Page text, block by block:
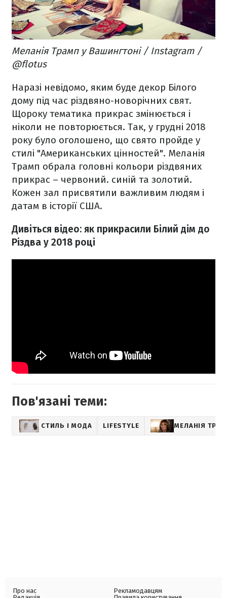
Меланія Трамп у Вашингтоні / Instagram /
@flotus
Наразі невідомо, яким буде декор Білого
дому під час різдвяно-новорічних свят.
Щороку тематика прикрас змінюється і
ніколи не повторюється. Так, у грудні 2018
року було оголошено, що свято пройде у
стилі "Американських цінностей". Меланія
Трамп обрала головні кольори різдвяних
прикрас – червоний. синій та золотий.
Кожен зал присвятили важливим людям і
датам в історії США.
Дивіться відео: як прикрасили Білий дім до
Різдва у 2018 році
Пов'язані теми:
СТИЛЬ І МОДА LIFESTYLE МЕЛАНІЯ
Про нас
Рекламодавцям